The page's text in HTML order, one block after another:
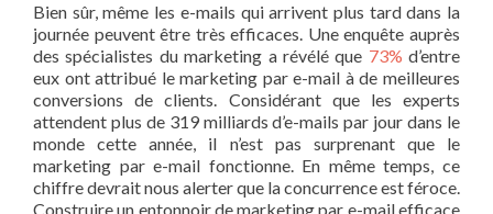
Bien sûr, même les e-mails qui arrivent plus tard dans la
journée peuvent être très efficaces. Une enquête auprès
des spécialistes du marketing a révélé que 73% d’entre
eux ont attribué le marketing par e-mail à de meilleures
conversions de clients. Considérant que les experts
attendent plus de 319 milliards d’e-mails par jour dans le
monde cette année, il n’est pas surprenant que le
marketing par e-mail fonctionne. En même temps, ce
chiffre devrait nous alerter que la concurrence est féroce.
Construire un entonnoir de marketing par e-mail efficace